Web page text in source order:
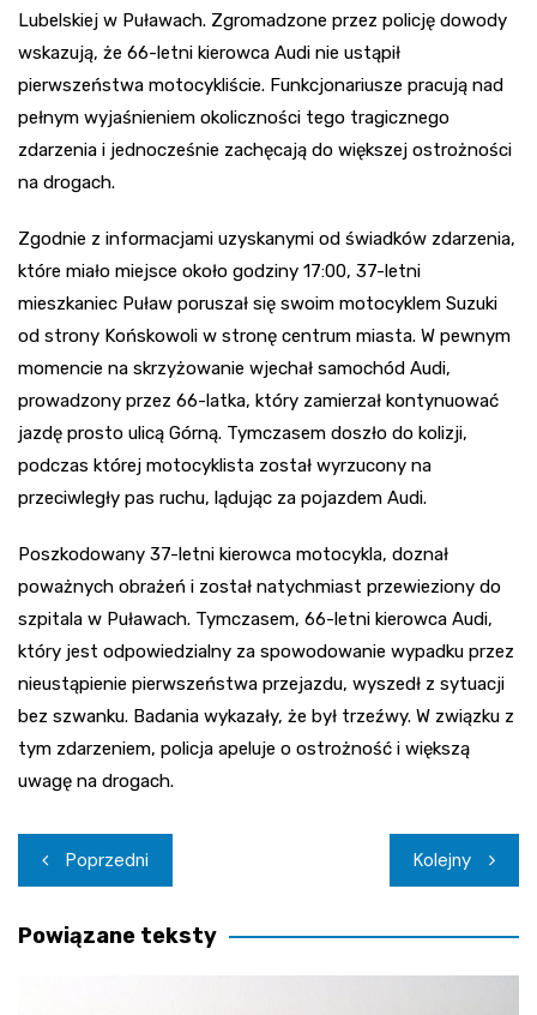
Lubelskiej w Puławach. Zgromadzone przez policję dowody
wskazują, że 66-letni kierowca Audi nie ustąpił
pierwszeństwa motocykliście. Funkcjonariusze pracują nad
pełnym wyjaśnieniem okoliczności tego tragicznego
zdarzenia i jednocześnie zachęcają do większej ostrożności
na drogach.
Zgodnie z informacjami uzyskanymi od świadków zdarzenia,
które miało miejsce około godziny 17:00, 37-letni
mieszkaniec Puław poruszał się swoim motocyklem Suzuki
od strony Końskowoli w stronę centrum miasta. W pewnym
momencie na skrzyżowanie wjechał samochód Audi,
prowadzony przez 66-latka, który zamierzał kontynuować
jazdę prosto ulicą Górną. Tymczasem doszło do kolizji,
podczas której motocyklista został wyrzucony na
przeciwległy pas ruchu, lądując za pojazdem Audi.
Poszkodowany 37-letni kierowca motocykla, doznał
poważnych obrażeń i został natychmiast przewieziony do
szpitala w Puławach. Tymczasem, 66-letni kierowca Audi,
który jest odpowiedzialny za spowodowanie wypadku przez
nieustąpienie pierwszeństwa przejazdu, wyszedł z sytuacji
bez szwanku. Badania wykazały, że był trzeźwy. W związku z
tym zdarzeniem, policja apeluje o ostrożność i większą
uwagę na drogach.
Nawigacja
wpisu
Poprzedni Kolejny
Powiązane teksty